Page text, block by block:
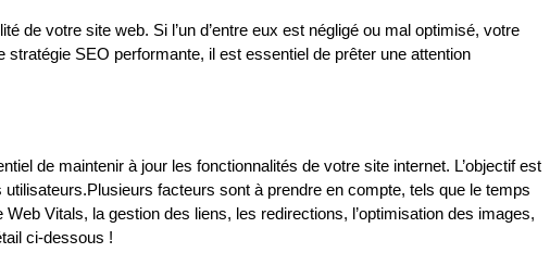
de votre site web. Si l’un d’entre eux est négligé ou mal optimisé, votre
SEO performante, il est essentiel de prêter une attention
de maintenir à jour les fonctionnalités de votre site internet. L’objectif est
utilisateurs.Plusieurs facteurs sont à prendre en compte, tels que le temps
Vitals, la gestion des liens, les redirections, l’optimisation des images,
ci-dessous !